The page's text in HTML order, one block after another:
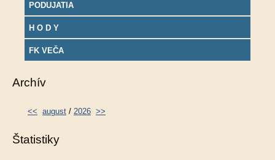
PODUJATIA
H O D Y
FK VEČA
Archív
<< august / 2026 >>
Štatistiky